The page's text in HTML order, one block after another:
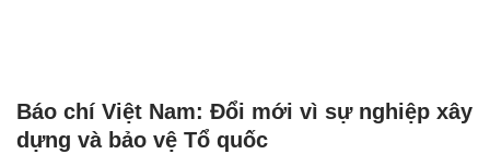
Báo chí Việt Nam: Đổi mới vì sự nghiệp xây
dựng và bảo vệ Tổ quốc